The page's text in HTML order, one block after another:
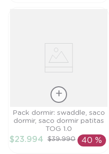
Talla
AÑADIR AL
Pack dormir: swaddle, saco
dormir, saco dormir patitas
TOG 1.0
$23.994 $39.990 40 %